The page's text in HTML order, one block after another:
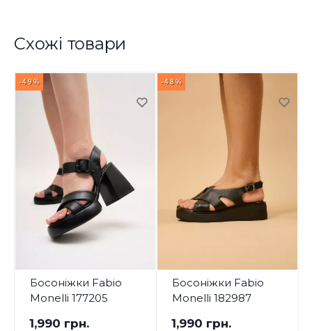
Схожі товари
-49%
Босоніжки Fabio
Monelli 177205
1,990 грн.
-48%
Босоніжки Fabio
Monelli 182987
1,990 грн.